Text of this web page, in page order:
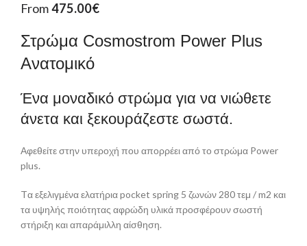
From475.00€
Στρώμα Cosmostrom Power Plus
Ανατομικό
Ένα μοναδικό στρώμα για να νιώθετε
άνετα και ξεκουράζεστε σωστά.
Αφεθείτε στην υπεροχή που απορρέει από το στρώμα Power
plus.
Tα εξελιγμένα ελατήρια pocket spring 5 ζωνών 280 τεμ / m2 και
τα υψηλής ποιότητας αφρώδη υλικά προσφέρουν σωστή
στήριξη και απαράμιλλη αίσθηση.